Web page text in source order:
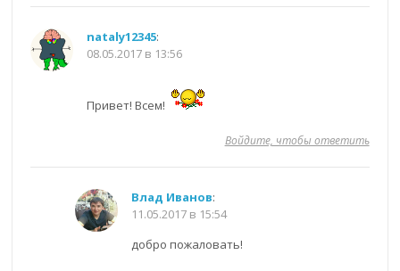
nataly12345:
08.05.2017 в 13:56
Привет! Всем!
Войдите, чтобы ответить
Влад Иванов:
11.05.2017 в 15:54
добро пожаловать!